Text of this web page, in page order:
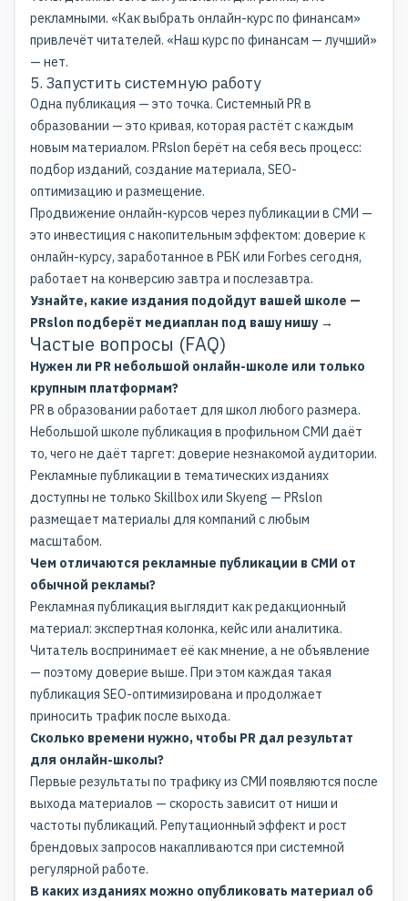
рекламными. «Как выбрать онлайн-курс по финансам»
привлечёт читателей. «Наш курс по финансам — лучший»
— нет.
5. Запустить системную работу
Одна публикация — это точка. Системный PR в
образовании — это кривая, которая растёт с каждым
новым материалом. PRslon берёт на себя весь процесс:
подбор изданий, создание материала, SEO-
оптимизацию и размещение.
Продвижение онлайн-курсов через публикации в СМИ —
это инвестиция с накопительным эффектом: доверие к
онлайн-курсу, заработанное в РБК или Forbes сегодня,
работает на конверсию завтра и послезавтра.
Узнайте, какие издания подойдут вашей школе —
PRslon подберёт медиаплан под вашу нишу →
Частые вопросы (FAQ)
Нужен ли PR небольшой онлайн-школе или только
крупным платформам?
PR в образовании работает для школ любого размера.
Небольшой школе публикация в профильном СМИ даёт
то, чего не даёт таргет: доверие незнакомой аудитории.
Рекламные публикации в тематических изданиях
доступны не только Skillbox или Skyeng — PRslon
размещает материалы для компаний с любым
масштабом.
Чем отличаются рекламные публикации в СМИ от
обычной рекламы?
Рекламная публикация выглядит какредакционный
материал: экспертная колонка, кейс или аналитика.
Читатель воспринимает её как мнение, а не объявление
— поэтому доверие выше. При этом каждая такая
публикация SEO-оптимизирована и продолжает
приносить трафик после выхода.
Сколько времени нужно, чтобы PR дал результат
для онлайн-школы?
Первые результаты по трафику из СМИ появляются после
выхода материалов — скорость зависит от ниши и
частоты публикаций. Репутационный эффект и рост
брендовых запросов накапливаются при системной
регулярной работе.
В каких изданиях можно опубликовать материал об